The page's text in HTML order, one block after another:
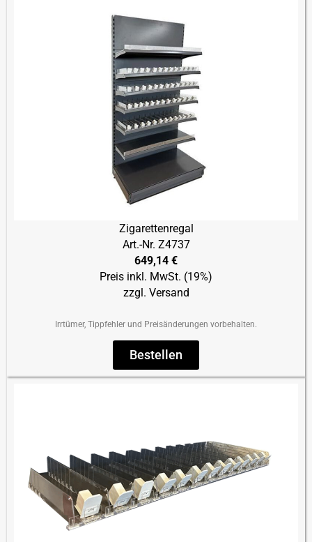
Zigarettenregal
Art.-Nr. Z4737
649,14 €
Preis inkl. MwSt. (19%)
zzgl. Versand
Irrtümer, Tippfehler und Preisänderungen vorbehalten.
Bestellen